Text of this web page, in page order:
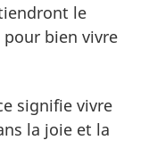
le
bien vivre
signifie vivre
la joie et la